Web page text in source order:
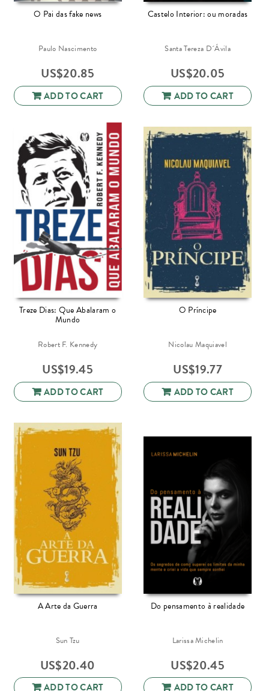
O Pai das fake news
Paulo Nascimento
US$20.85
ADD TO CART
Castelo Interior: ou moradas
Santa Tereza D´Ávila
US$20.05
ADD TO CART
Treze Dias: Que Abalaram o
Mundo
Robert F. Kennedy
US$19.45
ADD TO CART
O Príncipe
Nicolau Maquiavel
US$19.77
ADD TO CART
A Arte da Guerra
Sun Tzu
US$20.40
ADD TO CART
Do pensamento à realidade
Larissa Michelin
US$20.45
ADD TO CART